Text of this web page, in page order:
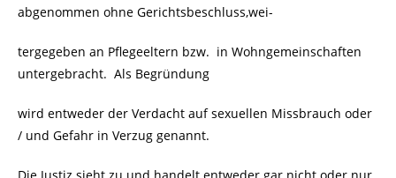
abgenommen ohne Gerichtsbeschluss,wei-
tergegeben an Pflegeeltern bzw. in Wohngemeinschaften
untergebracht. Als Begründung
wird entweder der Verdacht auf sexuellen Missbrauch oder
/ und Gefahr in Verzug genannt.